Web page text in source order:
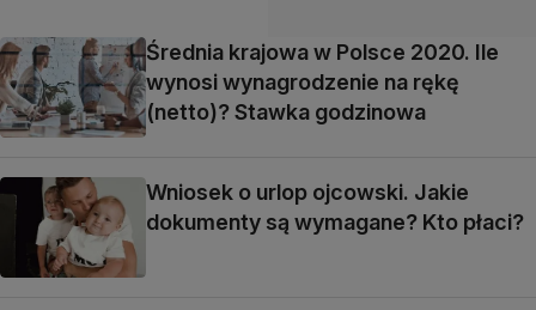
Średnia krajowa w Polsce 2020. Ile
wynosi wynagrodzenie na rękę
(netto)? Stawka godzinowa
Wniosek o urlop ojcowski. Jakie
dokumenty są wymagane? Kto płaci?